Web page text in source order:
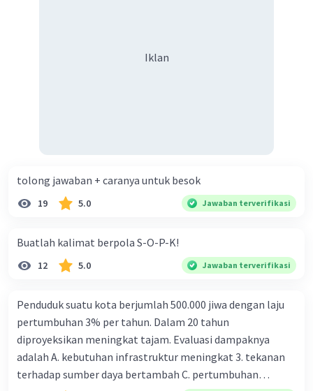
Iklan
tolong jawaban + caranya untuk besok
19 5.0 Jawaban terverifikasi
Buatlah kalimat berpola S-O-P-K!
12 5.0 Jawaban terverifikasi
Penduduk suatu kota berjumlah 500.000 jiwa dengan laju
pertumbuhan 3% per tahun. Dalam 20 tahun
diproyeksikan meningkat tajam. Evaluasi dampaknya
adalah A. kebutuhan infrastruktur meningkat 3. tekanan
terhadap sumber daya bertambah C. pertumbuhan